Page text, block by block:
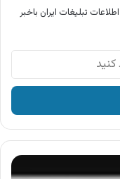
تبلیغات ایران باخبر